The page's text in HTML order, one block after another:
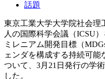
話題
東京工業大学大学院社会理
人の国際科学会議（ICSU
ミレニアム開発目標（
ェンダを構成する持続可能
ついて、3月21日発行の学
した。